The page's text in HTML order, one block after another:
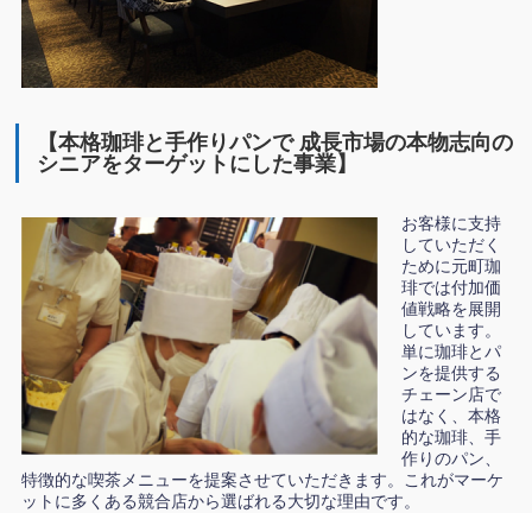
【本格珈琲と手作りパンで 成長市場の本物志向の
シニアをターゲットにした事業】
お客様に支持
していただく
ために元町珈
琲では付加価
値戦略を展開
しています。
単に珈琲とパ
ンを提供する
チェーン店で
はなく、本格
的な珈琲、手
作りのパン、
特徴的な喫茶メニューを提案させていただきます。これがマーケ
ットに多くある競合店から選ばれる大切な理由です。